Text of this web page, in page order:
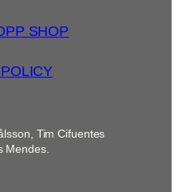
SHOP
Tim Cifuentes
Mendes.